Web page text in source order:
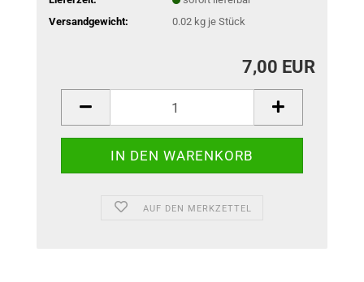
Versandgewicht:
0.02kg je Stück
7,00 EUR
AUF DEN MERKZETTEL